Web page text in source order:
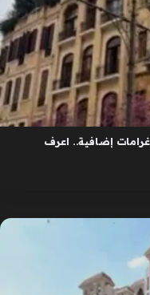
إضافية.. اعرف